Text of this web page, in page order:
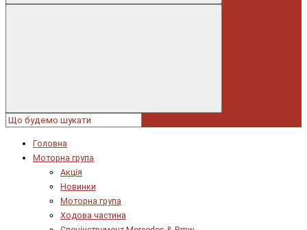
Головна
Моторна група
Акція
Новинки
Моторна група
Ходова частина